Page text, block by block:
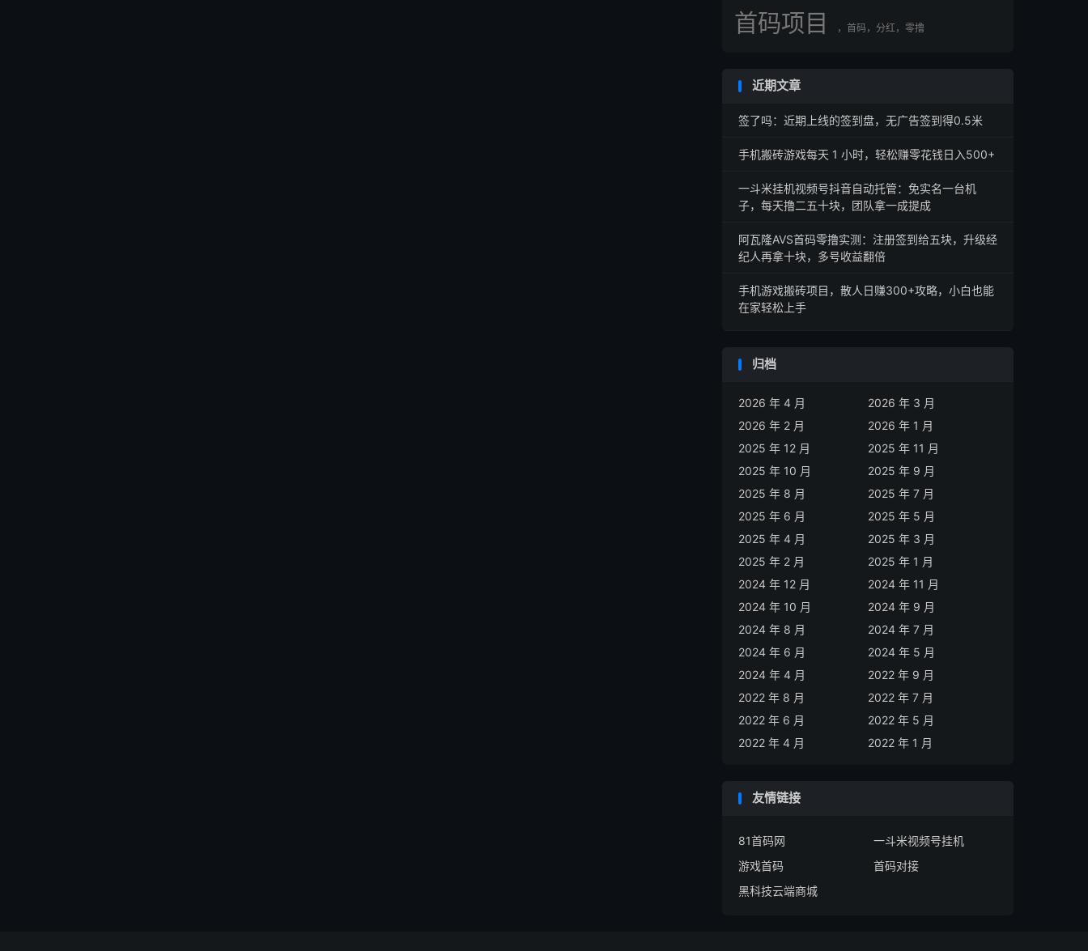
首码项目 ，首码，分红，零撸
近期文章
签了吗：近期上线的签到盘，无广告签到得0.5米
手机搬砖游戏每天 1 小时，轻松赚零花钱日入500+
一斗米挂机视频号抖音自动托管：免实名一台机
子，每天撸二五十块，团队拿一成提成
阿瓦隆AVS首码零撸实测：注册签到给五块，升级经
纪人再拿十块，多号收益翻倍
手机游戏搬砖项目，散人日赚300+攻略，小白也能
在家轻松上手
归档
2026 年 4 月
2026 年 3 月
2026 年 2 月
2026 年 1 月
2025 年 12 月
2025 年 11 月
2025 年 10 月
2025 年 9 月
2025 年 8 月
2025 年 7 月
2025 年 6 月
2025 年 5 月
2025 年 4 月
2025 年 3 月
2025 年 2 月
2025 年 1 月
2024 年 12 月
2024 年 11 月
2024 年 10 月
2024 年 9 月
2024 年 8 月
2024 年 7 月
2024 年 6 月
2024 年 5 月
2024 年 4 月
2022 年 9 月
2022 年 8 月
2022 年 7 月
2022 年 6 月
2022 年 5 月
2022 年 4 月
2022 年 1 月
友情链接
81首码网
一斗米视频号挂机
游戏首码
首码对接
黑科技云端商城